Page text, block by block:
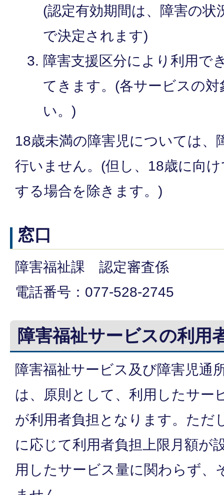
(認定有効期間は、障害の状
で決定されます)
障害支援区分により利用で
てきます。(各サービスの
い。)
18歳未満の障害児については、
行いません。(但し、18歳に向
する場合を除きます。)
窓口
障害福祉課 認定審査係
電話番号：077-528-2745
障害福祉サービスの利用
障害福祉サービス及び障害児通
は、原則として、利用したサー
が利用者負担となります。ただ
に応じて利用者負担上限月額が
用したサービス量に関わらず、